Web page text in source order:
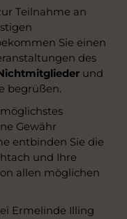
Teilnahme an
Sie einen
des
und
begrüßen.
Gewähr
entbinden Sie die
und Ihre
allen möglichen
Ermelinde Illing